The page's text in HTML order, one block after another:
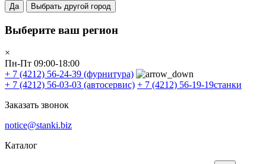
Да Выбрать другой город
Выберите ваш регион
×
Пн-Пт 09:00-18:00
+ 7 (4212) 56-24-39 (фурнитура)
+ 7 (4212) 56-03-03 (автосервис) + 7 (4212) 56-19-19станки
Заказать звонок
notice@stanki.biz
Каталог